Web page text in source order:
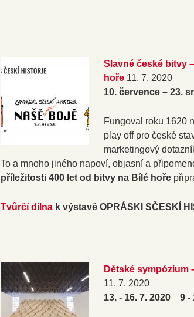
Slavné české bitvy
hoře 11. 7. 2020
10. července – 23.
Fungoval roku 1620
play off pro české
marketingový
To a mnoho jiného napoví, objasní a
příležitosti 400 let od bitvy na Bílé hoře
Tvůrčí dílna k výstavě OPRÁSKI SČESKÍ
Dětské sympózium
11. 7. 2020
13. - 16. 7. 2020 9 -